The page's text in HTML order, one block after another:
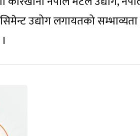
उद्योग लगायतको सम्भाव्यता